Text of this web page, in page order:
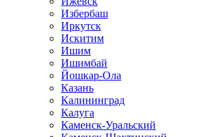
Избербаш
Иркутск
Искитим
Ишим
Ишимбай
Йошкар-Ола
Казань
Калининград
Калуга
Каменск-Уральский